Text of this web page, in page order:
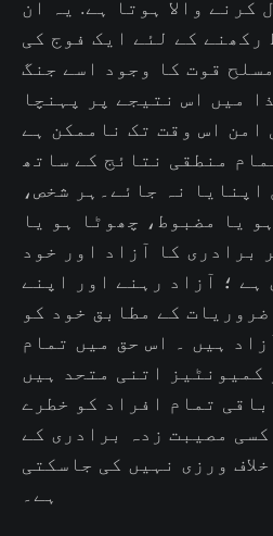
کرنے والا ہوتا ہے. یہ ان
رکھنے کے لئے ایک فوج کی
قوت کا وجود اسے جنگ
میں اس نتیجے پر پہنچا
امن اس وقت تک ناممکن ہے
منطقی نتائج کے ساتھ
اپنایا نہ جائے۔ہر شخص،
یا مضبوط، چھوٹا ہو یا
برادری کا آزاد اور خود
ہے ؛ آزاد رہنے اور اپنے
کے مطابق خود کو
ہیں ۔ اس حق میں تمام
کمیونٹیز اتنی متحد ہیں
تمام افراد کو خطرے
مصیبت زدہ برادری کے
ورزی نہیں کی جاسکتی
ہے۔